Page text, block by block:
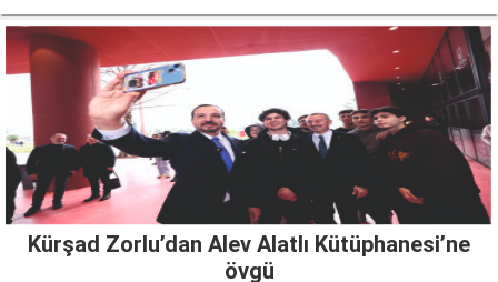
Kürşad Zorlu’dan Alev Alatlı Kütüphanesi’ne
övgü